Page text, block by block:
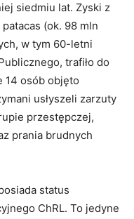
siedmiu lat. Zyski z
(ok. 98 mln
w tym 60-letni
trafiło do
14 osób objęto
usłyszeli zarzuty
przestępczej,
prania brudnych
status
ChRL. To jedyne